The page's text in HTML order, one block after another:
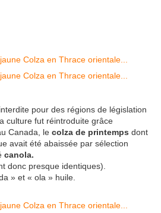
pour des régions de législation
culture fut réintroduite grâce
Canada, le colza de printemps dont
avait été abaissée par sélection
canola.
donc presque identiques).
» et « ola » huile.